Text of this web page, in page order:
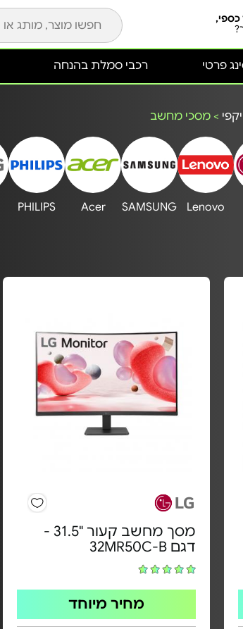
פרטי רכבי סמלת בהנחה
> מסכי מחשב
Lenovo
SAMSUNG
Acer
PHILIPS
מסך מחשב קעור "31.5 -
דגם 32MR50C-B
מחיר מיוחד